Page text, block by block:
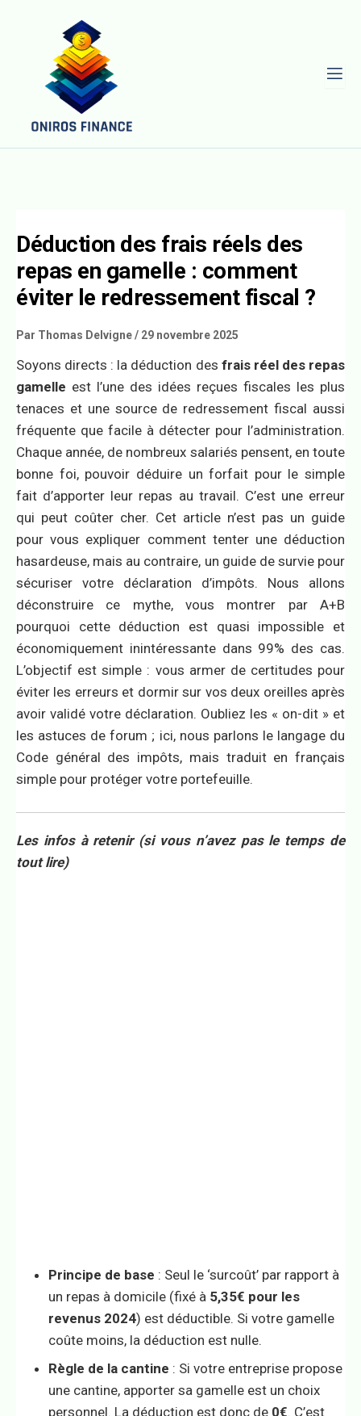
Déduction des frais réels des
repas en gamelle : comment
éviter le redressement fiscal ?
Par Thomas Delvigne/ 29 novembre 2025
Soyons directs : la déduction des frais réel des repas
gamelle est l’une des idées reçues fiscales les plus
tenaces et une source de redressement fiscal aussi
fréquente que facile à détecter pour l’administration.
Chaque année, de nombreux salariés pensent, en toute
bonne foi, pouvoir déduire un forfait pour le simple
fait d’apporter leur repas au travail. C’est une erreur
qui peut coûter cher. Cet article n’est pas un guide
pour vous expliquer comment tenter une déduction
hasardeuse, mais au contraire, un guide de survie pour
sécuriser votre déclaration d’impôts. Nous allons
déconstruire ce mythe, vous montrer par A+B
pourquoi cette déduction est quasi impossible et
économiquement inintéressante dans 99% des cas.
L’objectif est simple : vous armer de certitudes pour
éviter les erreurs et dormir sur vos deux oreilles après
avoir validé votre déclaration. Oubliez les « on-dit » et
les astuces de forum ; ici, nous parlons le langage du
Code général des impôts, mais traduit en français
simple pour protéger votre portefeuille.
Les infos à retenir (si vous n’avez pas le temps de
tout lire)
Principe de base : Seul le ‘surcoût’ par rapport à
un repas à domicile (fixé à 5,35€ pour les
revenus 2024) est déductible. Si votre gamelle
coûte moins, la déduction est nulle.
Règle de la cantine : Si votre entreprise propose
une cantine, apporter sa gamelle est un choix
personnel. La déduction est donc de 0€. C’est